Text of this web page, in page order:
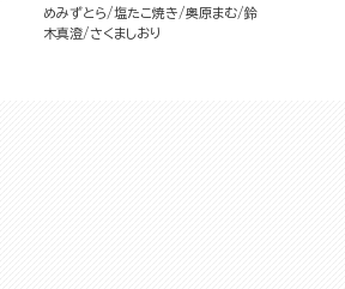
めみずとら
塩たこ焼き 奥原まむ 鈴
木真澄 さくましおり